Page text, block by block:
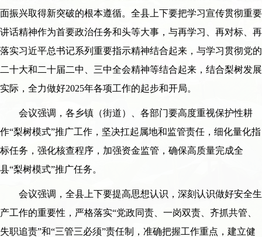
面振兴取得新突破的根本遵循。全县上下要把学习宣传贯彻重要
讲话精神作为首要政治任务和头等大事，与再学习、再对标、再
落实习近平总书记系列重要指示精神结合起来，与学习贯彻党的
二十大和二十届二中、三中全会精神等结合起来，结合梨树发展
实际，全力做好2025年各项工作的起步和开局。
会议强调，各乡镇（街道）、各部门要高度重视保护性耕
作“梨树模式”推广工作，坚决扛起属地和监管责任，细化量化指
标任务，强化核查程序，加强资金监管，确保高质量完成全
县“梨树模式”推广任务。
会议强调，全县上下要提高思想认识，深刻认识做好安全生
产工作的重要性，严格落实“党政同责、一岗双责、齐抓共管、
失职追责”和“三管三必须”责任制，准确把握工作重点，建立健